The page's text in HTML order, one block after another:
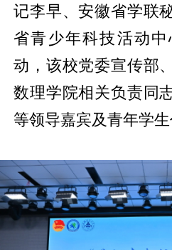
记李早、安徽省学联
省青少年科技活动
动，该校党委宣传部
数理学院相关负责同
等领导嘉宾及青年学生